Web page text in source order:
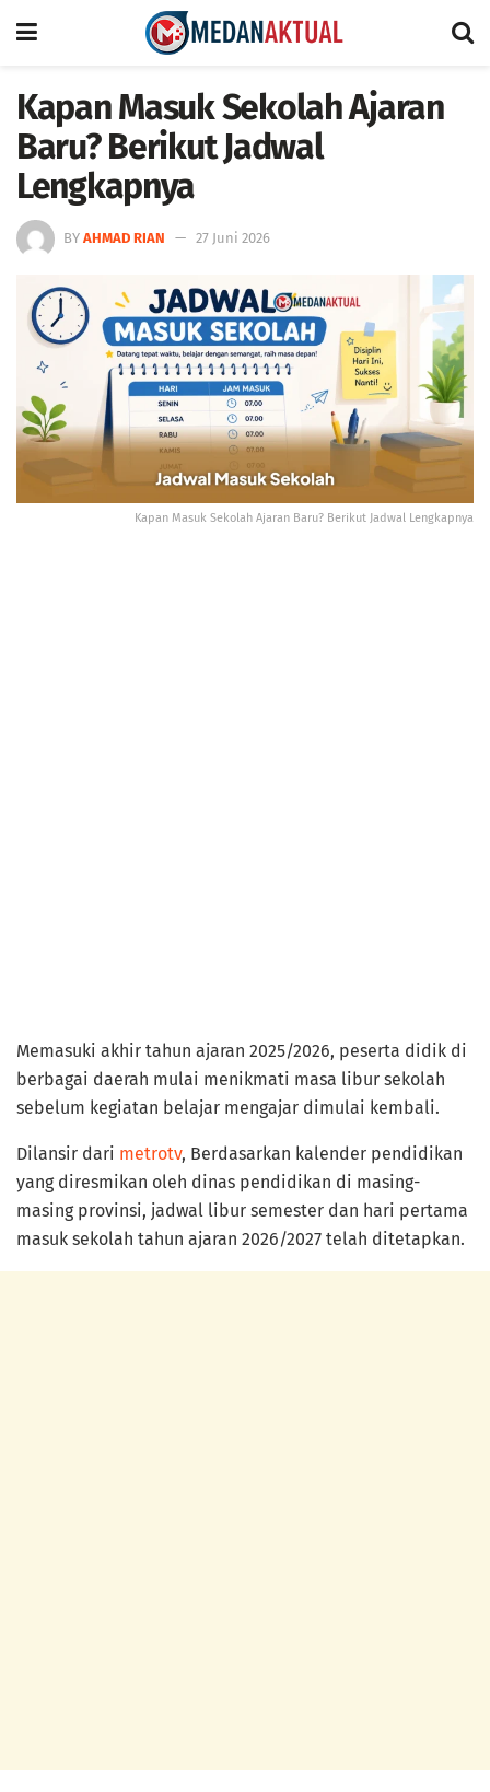
Kapan Masuk Sekolah Ajaran
Baru? Berikut Jadwal
Lengkapnya
BY AHMAD RIAN 27 Juni 2026
Kapan Masuk Sekolah Ajaran Baru? Berikut Jadwal Lengkapnya
Memasuki akhir tahun ajaran 2025/2026, peserta didik di
berbagai daerah mulai menikmati masa libur sekolah
sebelum kegiatan belajar mengajar dimulai kembali.
Dilansir dari metrotv, Berdasarkan kalender pendidikan
yang diresmikan oleh dinas pendidikan di masing-
masing provinsi, jadwal libur semester dan hari pertama
masuk sekolah tahun ajaran 2026/2027 telah ditetapkan.